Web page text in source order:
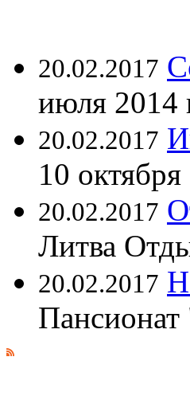
20.02.2017
июля 2014
20.02.2017
10
20.02.2017
Литва
20.02.2017